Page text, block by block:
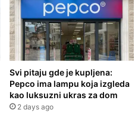
Svi pitaju gde je kupljena:
Pepco ima lampu koja izgleda
kao luksuzni ukras za dom
2 days ago